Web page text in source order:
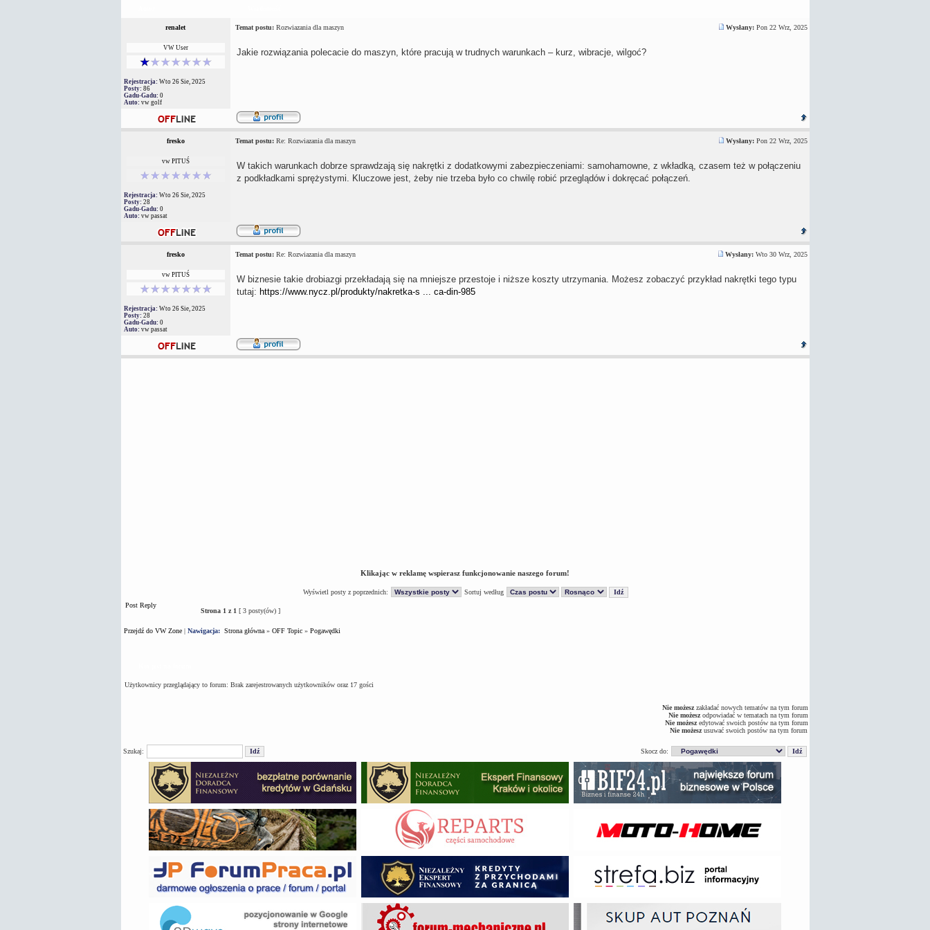
renalet Temat postu:Rozwiazania dla maszyn Wysłany:Pon 22 Wrz, 2025
VW User
Rejestracja: Wto 26 Sie, 2025
Posty: 86
Gadu-Gadu: 0
Auto: vw golf
Jakie rozwiązania polecacie do maszyn, które pracują w trudnych warunkach – kurz, wibracje, wilgoć?
fresko Temat postu:Re: Rozwiazania dla maszyn Wysłany:Pon 22 Wrz, 2025
vw PITUŚ
Rejestracja: Wto 26 Sie, 2025
Posty: 28
Gadu-Gadu: 0
Auto: vw passat
W takich warunkach dobrze sprawdzają się nakrętki z dodatkowymi zabezpieczeniami: samohamowne, z wkładką, czasem też w połączeniu
z podkładkami sprężystymi. Kluczowe jest, żeby nie trzeba było co chwilę robić przeglądów i dokręcać połączeń.
fresko Temat postu:Re: Rozwiazania dla maszyn Wysłany:Wto 30 Wrz, 2025
vw PITUŚ
Rejestracja: Wto 26 Sie, 2025
Posty: 28
Gadu-Gadu: 0
Auto: vw passat
W biznesie takie drobiazgi przekładają się na mniejsze przestoje i niższe koszty utrzymania. Możesz zobaczyć przykład nakrętki tego typu
tutaj: https://www.nycz.pl/produkty/nakretka-s ... ca-din-985
Klikając w reklamę wspierasz funkcjonowanie naszego forum!
Wyświetl posty z poprzednich:
Sortuj według
Post Reply
Strona 1 z 1 [ 3 posty(ów) ]
Przejdź do VW Zone| Nawigacja: Strona główna» OFF Topic» Pogawędki
Użytkownicy przeglądający to forum: Brak zarejestrowanych użytkowników oraz 17 gości
Nie możeszzakładać nowych tematów na tym forum
Nie możeszodpowiadać w tematach na tym forum
Nie możeszedytować swoich postów na tym forum
Nie możeszusuwać swoich postów na tym forum
Szukaj: Skocz do: